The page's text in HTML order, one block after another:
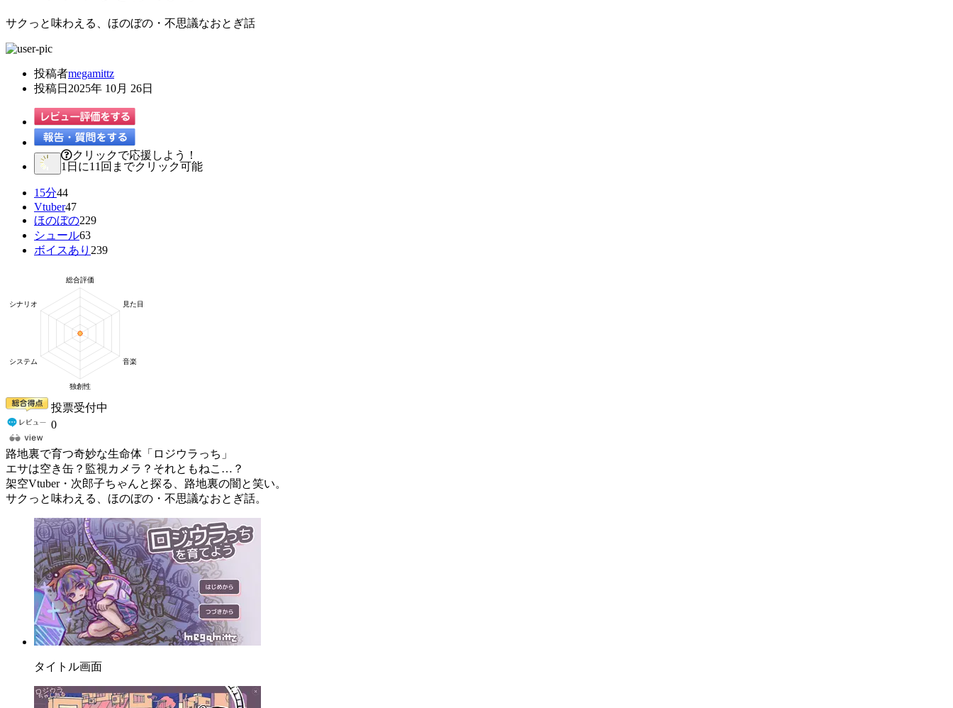
サクっと味わえる、ほのぼの・不思議なおとぎ話
投稿者megamittz
投稿日 2025年 10月 26日
クリックで応援しよう！
1日に11回までクリック可能
15分44
Vtuber47
ほのぼの229
シュール63
ボイスあり 239
投票受付中
0
路地裏で育つ奇妙な生命体「ロジウラっち」
エサは空き缶？監視カメラ？それともねこ…？
架空Vtuber・次郎子ちゃんと探る、路地裏の闇と笑い。
サクっと味わえる、ほのぼの・不思議なおとぎ話。
タイトル画面